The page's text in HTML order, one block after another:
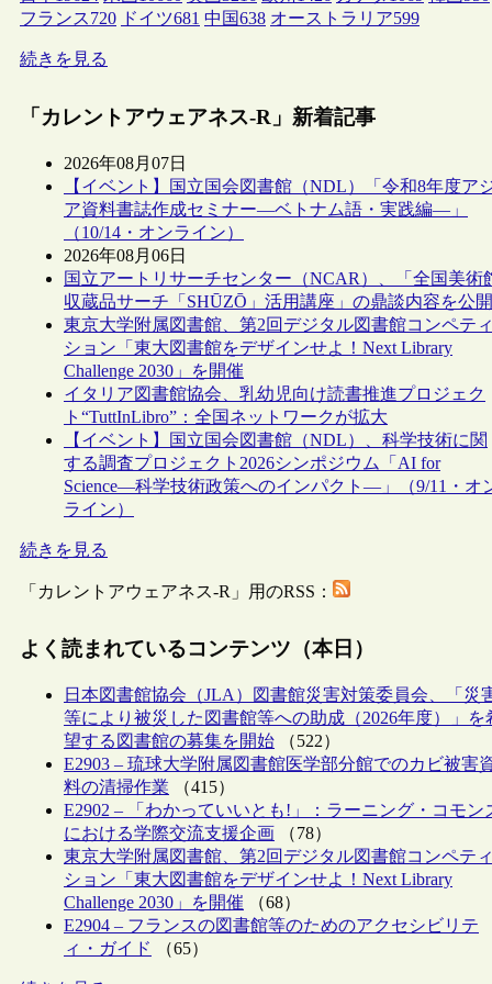
フランス720 ドイツ681 中国638 オーストラリア599
続きを見る
「カレントアウェアネス-R」新着記事
2026年08月07日
【イベント】国立国会図書館（NDL）「令和8年度ア
ア資料書誌作成セミナー―ベトナム語・実践編―」
（10/14・オンライン）
2026年08月06日
国立アートリサーチセンター（NCAR）、「全国美術
収蔵品サーチ「SHŪZŌ」活用講座」の鼎談内容を公開
東京大学附属図書館、第2回デジタル図書館コンペティ
ション「東大図書館をデザインせよ！Next Library
Challenge 2030」を開催
イタリア図書館協会、乳幼児向け読書推進プロジェク
ト“TuttInLibro”：全国ネットワークが拡大
【イベント】国立国会図書館（NDL）、科学技術に関
する調査プロジェクト2026シンポジウム「AI for
Science―科学技術政策へのインパクト―」（9/11・オ
ライン）
続きを見る
「カレントアウェアネス-R」用のRSS：
よく読まれているコンテンツ（本日）
日本図書館協会（JLA）図書館災害対策委員会、「災
等により被災した図書館等への助成（2026年度）」を
望する図書館の募集を開始 （522）
E2903 – 琉球大学附属図書館医学部分館でのカビ被害
料の清掃作業 （415）
E2902 – 「わかっていいとも!」：ラーニング・コモン
における学際交流支援企画 （78）
東京大学附属図書館、第2回デジタル図書館コンペティ
ション「東大図書館をデザインせよ！Next Library
Challenge 2030」を開催 （68）
E2904 – フランスの図書館等のためのアクセシビリテ
ィ・ガイド
（65）